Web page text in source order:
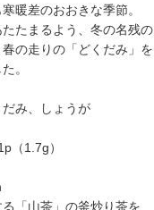
暖差のおおきな季節。
たまるよう、冬の名残の
の走りの「どくだみ」を
。
み、しょうが
（1.7g）
「山茶」の釜炒り茶を